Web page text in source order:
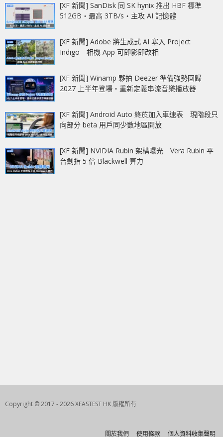
[XF 新聞] SanDisk 同 SK hynix 推出 HBF 標準
512GB‧最高 3TB/s‧主攻 AI 記憶體
[XF 新聞] Adobe 將生成式 AI 塞入 Project
Indigo 相機 App 可即影即改相
[XF 新聞] Winamp 夥拍 Deezer 準備強勢回歸
2027 上半年登場‧重新定義串流音樂播放器
[XF 新聞] Android Auto 終於加入車速表 現階段只
向部分 beta 用戶同少數地區開放
[XF 新聞] NVIDIA Rubin 架構曝光 Vera Rubin 平
台劍指 5 倍 Blackwell 算力
Copyright © 2017 - 2026 XFASTEST HK 版權所有
關於我們 使用條款 個人資料收集聲明